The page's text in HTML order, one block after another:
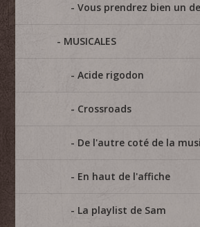
Vous prendrez bien un
MUSICALES
Acide rigodon
Crossroads
De l'autre coté de la
En haut de l'affiche
La playlist de Sam